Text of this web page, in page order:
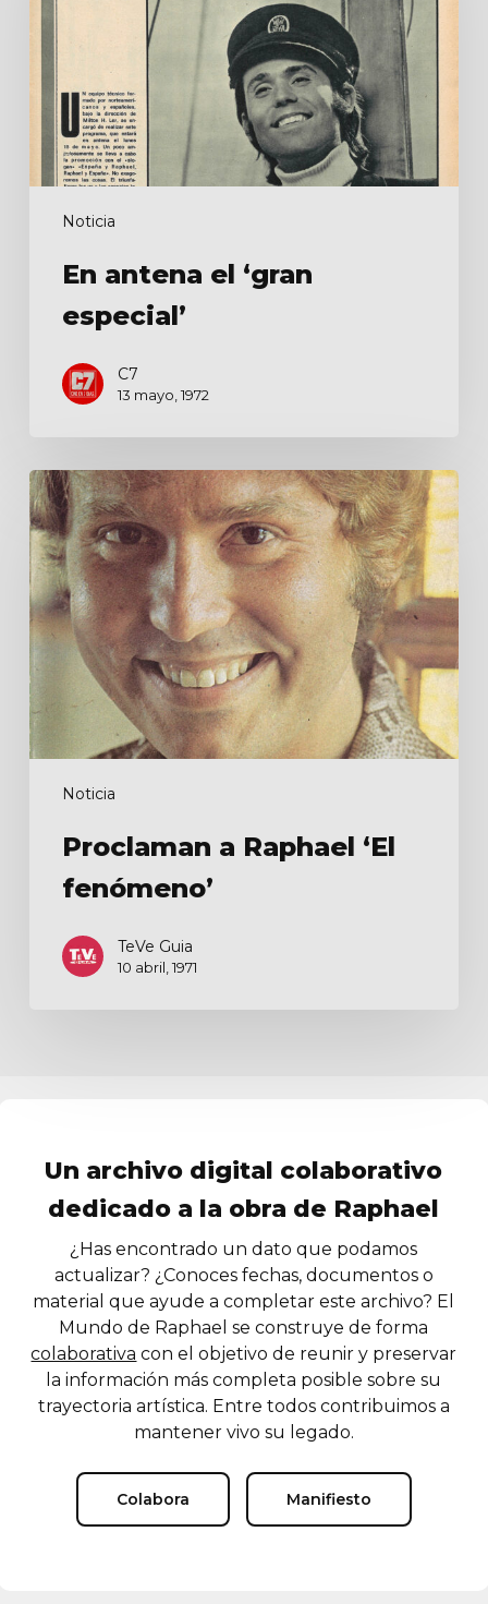
Noticia
En antena el ‘gran
especial’
C7
13 mayo, 1972
Noticia
Proclaman
a
Raphael
‘El
fenómeno’
Proclaman a Raphael ‘El
fenómeno’
TeVe Guia
10 abril, 1971
Un archivo digital colaborativo
dedicado a la obra de Raphael
¿Has encontrado un dato que podamos
actualizar? ¿Conoces fechas, documentos o
material que ayude a completar este archivo? El
Mundo de Raphael se construye de forma
colaborativa con el objetivo de reunir y preservar
la información más completa posible sobre su
trayectoria artística. Entre todos contribuimos a
mantener vivo su legado.
Colabora Manifiesto